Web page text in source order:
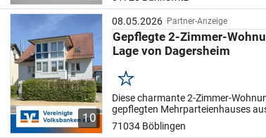
Mehrfamilienhauses und
10
08.05.2026 Partner-Anzeige
Gepflegte 2-Zimmer-
Lage von Dagersheim
Merken
Diese charmante 2-Zimmer-
gepflegten Mehrparteienhauses
durch eine durchdachte
attraktive...
71034 Böblingen